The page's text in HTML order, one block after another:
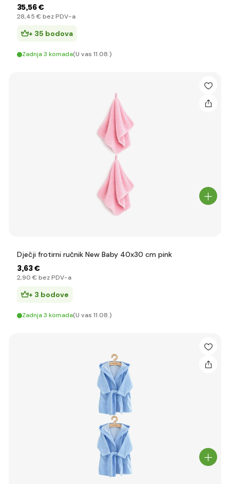
35,56 €
28,45 € bez PDV-a
+ 35 bodova
Zadnja 3 komada(U vas 11.08.)
Dječji frotirni ručnik New Baby 40x30 cm pink
3,63 €
2,90 € bez PDV-a
+ 3 bodove
Zadnja 3 komada(U vas 11.08.)